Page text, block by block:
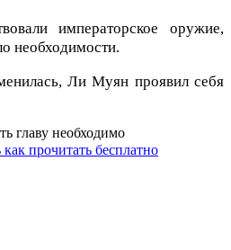
императорское оружие,
необходимости.
Ли Муян проявил себя
главу необходимо
как прочитать бесплатно